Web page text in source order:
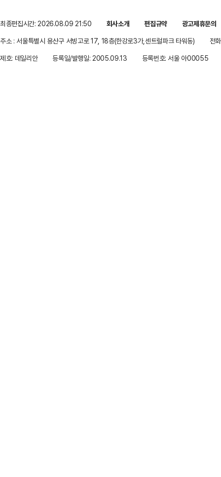
최종편집시간: 2026.08.09 21:50 회사소개 편집규약
광고제휴문의
주소 : 서울특별시 용산구 서빙고로 17, 18층(한강로3가,센트럴파크 타워동)
전
제호: 데일리안
등록일/발행일: 2005.09.13 등록번호: 서울 아00055